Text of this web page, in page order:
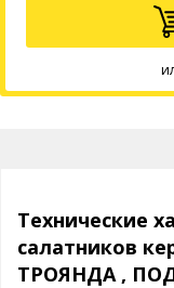
Технические
салатников
ТРОЯНДА ,